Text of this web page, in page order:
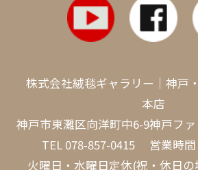
株式会社絨毯ギャラリー｜神戸
本店
神戸市東灘区向洋町中6-9神戸フ
TEL 078-857-0415 営業時間
火曜日・水曜日定休(祝・休日